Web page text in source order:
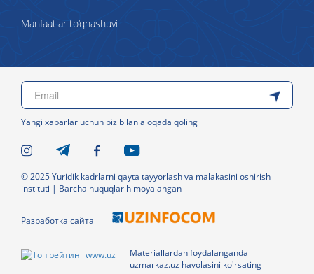
Manfaatlar to‘qnashuvi
Yangi xabarlar uchun biz bilan aloqada qoling
© 2025 Yuridik kadrlarni qayta tayyorlash va malakasini oshirish
instituti | Barcha huquqlar himoyalangan
Разработка сайта
Materiallardan foydalanganda
uzmarkaz.uz havolasini ko'rsating